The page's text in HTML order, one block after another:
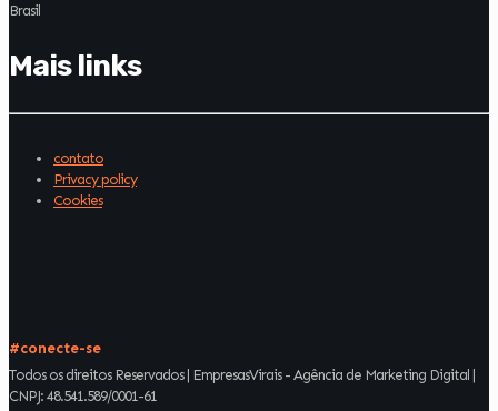
Brasil
Mais links
contato
Privacy policy
Cookies
#conecte-se
Todos os direitos Reservados | EmpresasVirais - Agência de Marketing Digital |
CNPJ: 48.541.589/0001-61